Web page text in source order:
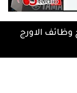
الاول- شرح وظائف الاورج